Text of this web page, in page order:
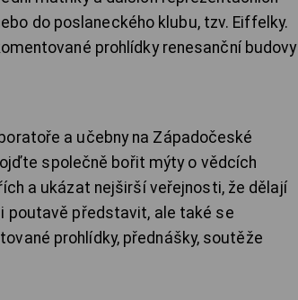
do poslaneckého klubu, tzv. Eiffelky.
prohlídky renesanční budovy
a učebny na Západočeské
společně bořit mýty o vědcích
a ukázat nejširší veřejnosti, že dělají
poutavě představit, ale také se
prohlídky, přednášky, soutěže